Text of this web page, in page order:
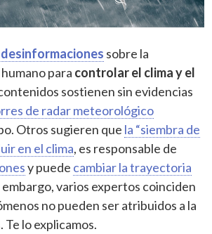
desinformaciones sobre la
para controlar el clima y el
sostienen sin evidencias
de radar meteorológico
Otros sugieren que la “siembra de
en el clima, es responsable de
y puede cambiar la trayectoria
embargo, varios expertos coinciden
no pueden ser atribuidos a la
Te lo explicamos.